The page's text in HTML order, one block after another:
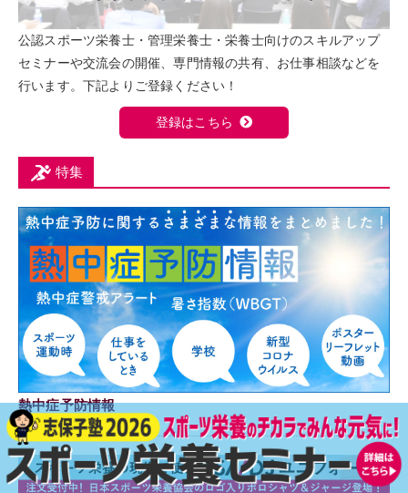
公認スポーツ栄養士・管理栄養士・栄養士向けのスキルアップ
セミナーや交流会の開催、専門情報の共有、お仕事相談などを
行います。下記よりご登録ください！
登録はこちら
特集
熱中症予防情報